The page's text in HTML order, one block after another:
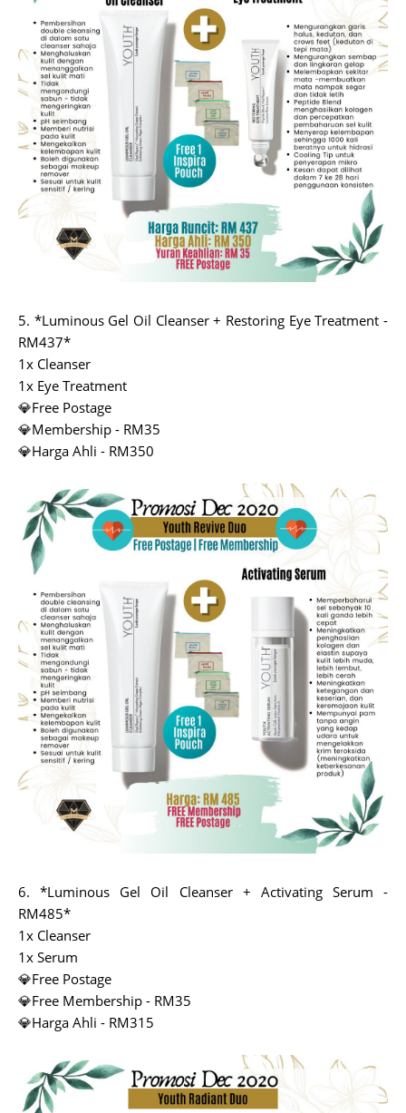
5. *Luminous Gel Oil Cleanser + Restoring Eye Treatment -
RM437*
1x Cleanser
1x Eye Treatment
💎Free Postage
💎Membership - RM35
💎Harga Ahli - RM350
6. *Luminous Gel Oil Cleanser + Activating Serum -
RM485*
1x Cleanser
1x Serum
💎Free Postage
💎Free Membership - RM35
💎Harga Ahli - RM315